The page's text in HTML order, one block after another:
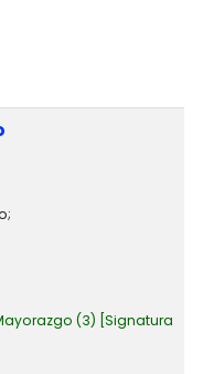
(3) Signatura